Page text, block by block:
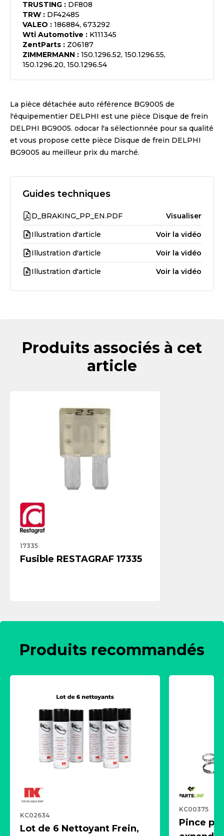
TRUSTING : DF808
TRW : DF4248S
VALEO : 186884, 673292
Wti Automotive : K111345
ZentParts : Z06187
ZIMMERMANN : 150.1296.52, 150.1296.55,
150.1296.20, 150.1296.54
La pièce détachée auto référence BG9005 de
l'équipementier DELPHI est une pièce Disque de frein
DELPHI BG9005. odocar l'a sélectionnée pour sa qualité
et vous propose cette pièce Disque de frein DELPHI
BG9005 au meilleur prix du marché.
Guides techniques
D_BRAKING_PP_EN.PDF Visualiser
Illustration d'article Voir la vidéo
Illustration d'article Voir la vidéo
Illustration d'article Voir la vidéo
Produits associés à cet
article
17335
Fusible RESTAGRAF 17335
Produits recommandés
KC02634
Lot de 6 Nettoyant Frein,
KC00375
Pince